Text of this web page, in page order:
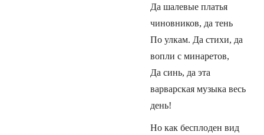
Да шалевые платья
чиновников, да тень
По улкам. Да стихи, да
вопли с минаретов,
Да синь, да эта
варварская музыка весь
день!
Но как бесплоден вид